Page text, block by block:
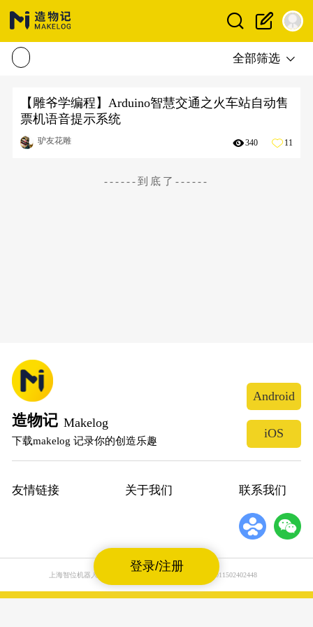
登录/注册
全部筛选
【雕爷学编程】Arduino智慧交通之火车站自动售
票机语音提示系统
驴友花雕 340 11
------到底了------
造物记 Makelog
下载makelog 记录你的创造乐趣
Android
iOS
友情链接 关于我们 联系我们
上海智位机器人股份有限公司 沪公网安备31011502402448